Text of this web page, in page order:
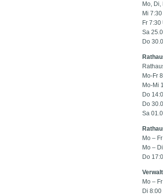
Mo,
Mi
Fr
Sa
Do
Mo-Fr
Mo-Mi
Do
Do
Sa
Mo –
Mo –
Do
Mo –
Di